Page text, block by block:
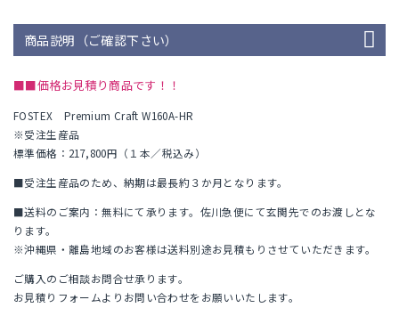
商品説明（ご確認下さい）
■■価格お見積り商品です！！
FOSTEX Premium Craft W160A-HR
※受注生産品
標準価格：217,800円（１本／税込み）
■受注生産品のため、納期は最長約３か月となります。
■送料のご案内：無料にて承ります。佐川急便にて玄関先でのお渡しとな
ります。
※沖縄県・離島地域のお客様は送料別途お見積もりさせていただきます。
ご購入のご相談お問合せ承ります。
お見積りフォームよりお問い合わせをお願いいたします。